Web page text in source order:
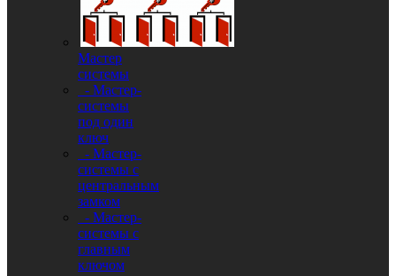
Мастер
системы
- Мастер-
системы
под один
ключ
- Мастер-
системы с
центральным
замком
- Мастер-
системы с
главным
ключом